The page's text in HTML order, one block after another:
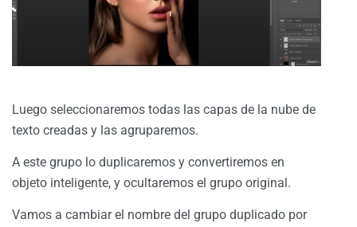
Luego seleccionaremos todas las capas de la nube de
texto creadas y las agruparemos.
A este grupo lo duplicaremos y convertiremos en
objeto inteligente, y ocultaremos el grupo original.
Vamos a cambiar el nombre del grupo duplicado por